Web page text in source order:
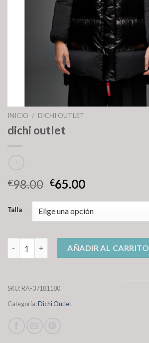
INICIO / DICHI OUTLET
dichi outlet
€98.00 €65.00
Talla
dichi outlet cantidadAÑADIR AL CARRITO
SKU:RA-37181180
Categoría:Dichi Outlet